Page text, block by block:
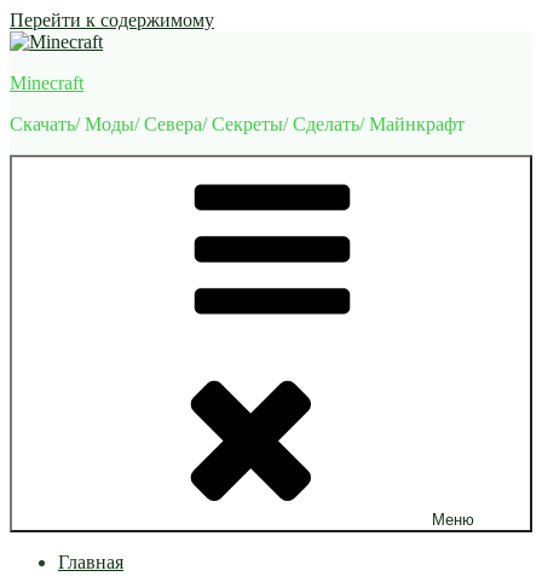
Перейти к содержимому
Minecraft
Скачать/ Моды/ Севера/ Секреты/ Сделать/ Майнкрафт
Меню
Главная